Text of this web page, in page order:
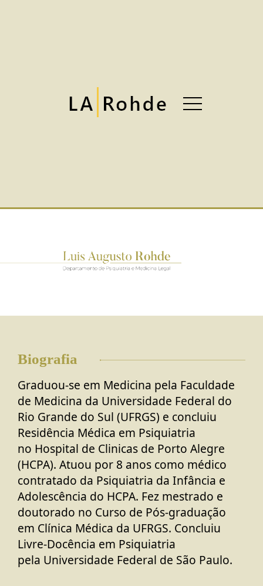
Biografia
Graduou-se em Medicina pela Faculdade
de Medicina da Universidade Federal do
Rio Grande do Sul (UFRGS) e concluiu
Residência Médica em Psiquiatria
no Hospital de Clinicas de Porto Alegre
(HCPA). Atuou por 8 anos como médico
contratado da Psiquiatria da Infância e
Adolescência do HCPA. Fez mestrado e
doutorado no Curso de Pós-graduação
em Clínica Médica da UFRGS. Concluiu
Livre-Docência em Psiquiatria
pela Universidade Federal de São Paulo.